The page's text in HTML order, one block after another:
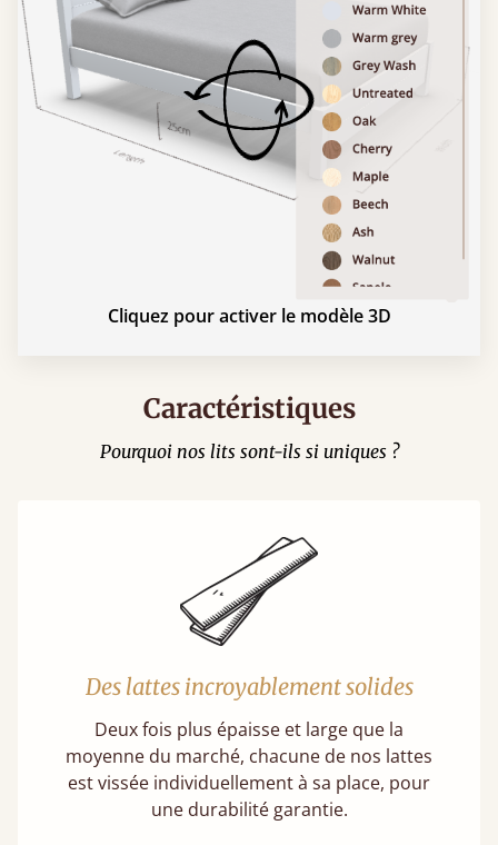
Cliquez pour activer le modèle 3D
Caractéristiques
Pourquoi nos lits sont-ils si uniques ?
Des lattes incroyablement solides
Deux fois plus épaisse et large que la
moyenne du marché, chacune de nos lattes
est vissée individuellement à sa place, pour
une durabilité garantie.